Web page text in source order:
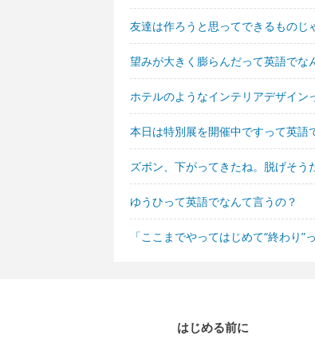
友達は作ろうと思ってできるものじ
望みが大きく膨らんだって英語でな
ホテルのようなインテリアデザイン
本日は特別展を開催中ですって英語
ズボン、下がってきたね。脱げそう
ゆうひって英語でなんて言うの？
「ここまでやってはじめて“終わり
はじめる前に